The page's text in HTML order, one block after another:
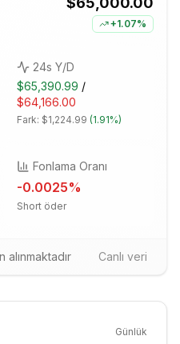
+1.07%
24s Y/D
$65,390.99 /
$64,166.00
Fark: $1,224.99 (1.91%)
Fonlama Oranı
-0.0025%
Short öder
alınmaktadır Canlı veri
Günlük